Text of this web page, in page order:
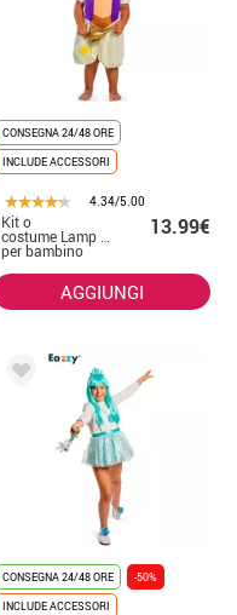
CONSEGNA 24/48 ORE
INCLUDE ACCESSORI
4.34/5.00
Kit o
costume Lamp Boy
per bambino
13.99€
AGGIUNGI
CONSEGNA 24/48 ORE
-50%
INCLUDE ACCESSORI